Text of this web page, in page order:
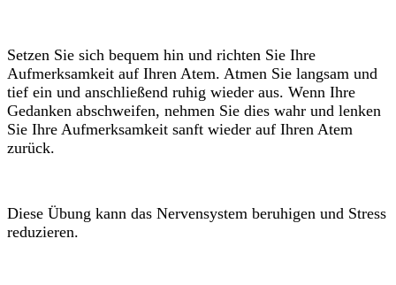
Setzen Sie sich bequem hin und richten Sie Ihre
Aufmerksamkeit auf Ihren Atem. Atmen Sie langsam und
tief ein und anschließend ruhig wieder aus. Wenn Ihre
Gedanken abschweifen, nehmen Sie dies wahr und lenken
Sie Ihre Aufmerksamkeit sanft wieder auf Ihren Atem
zurück.
Diese Übung kann das Nervensystem beruhigen und Stress
reduzieren.